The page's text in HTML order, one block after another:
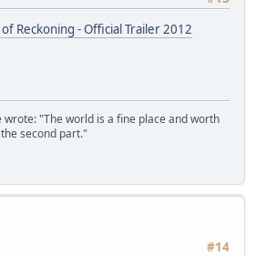
Reckoning - Official Trailer 2012
"The world is a fine place and worth
second part."
#14